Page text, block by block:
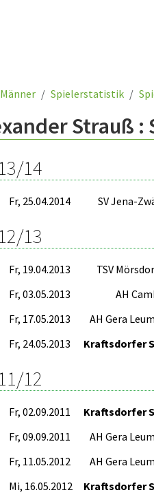
Männer Spielerstatistik
Strauß :
14
Fr, 25.04.2014 SV Jena-
13
Fr, 19.04.2013 TSV
Fr, 03.05.2013 AH
Fr, 17.05.2013 AH Gera
Fr, 24.05.2013 Kraftsdorfer
12
Fr, 02.09.2011 Kraftsdorfer
Fr, 09.09.2011 AH Gera
Fr, 11.05.2012 AH Gera
Mi, 16.05.2012 Kraftsdorfer